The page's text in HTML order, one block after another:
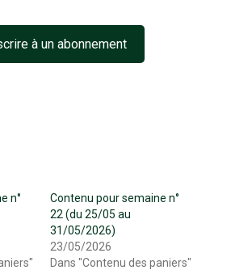
à un abonnement
n°
Contenu pour semaine n°
22 (du 25/05 au
31/05/2026)
23/05/2026
Dans "Contenu des paniers"